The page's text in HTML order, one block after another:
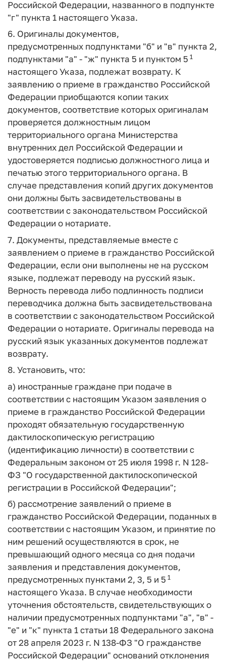
Российской Федерации, названного в подпункте
"г" пункта 1 настоящего Указа.
6. Оригиналы документов,
предусмотренных подпунктами "б" и "в" пункта 2,
подпунктами "а" - "ж" пункта 5 и пунктом 5 1
настоящего Указа, подлежат возврату. К
заявлению о приеме в гражданство Российской
Федерации приобщаются копии таких
документов, соответствие которых оригиналам
проверяется должностным лицом
территориального органа Министерства
внутренних дел Российской Федерации и
удостоверяется подписью должностного лица и
печатью этого территориального органа. В
случае представления копий других документов
они должны быть засвидетельствованы в
соответствии с законодательством Российской
Федерации о нотариате.
7. Документы, представляемые вместе с
заявлением о приеме в гражданство Российской
Федерации, если они выполнены не на русском
языке, подлежат переводу на русский язык.
Верность перевода либо подлинность подписи
переводчика должна быть засвидетельствована
в соответствии с законодательством Российской
Федерации о нотариате. Оригиналы перевода на
русский язык указанных документов подлежат
возврату.
8. Установить, что:
а) иностранные граждане при подаче в
соответствии с настоящим Указом заявления о
приеме в гражданство Российской Федерации
проходят обязательную государственную
дактилоскопическую регистрацию
(идентификацию личности) в соответствии с
Федеральным законом от 25 июля 1998 г. N 128-
ФЗ "О государственной дактилоскопической
регистрации в Российской Федерации";
б) рассмотрение заявлений о приеме в
гражданство Российской Федерации, поданных в
соответствии с настоящим Указом, и принятие по
ним решений осуществляются в срок, не
превышающий одного месяца со дня подачи
заявления и представления документов,
предусмотренных пунктами 2, 3, 5 и 5 1
настоящего Указа. В случае необходимости
уточнения обстоятельств, свидетельствующих о
наличии предусмотренных подпунктами "а", "в" -
"е" и "к" пункта 1 статьи 18 Федерального закона
от 28 апреля 2023 г. N 138-ФЗ "О гражданстве
Российской Федерации" оснований отклонения